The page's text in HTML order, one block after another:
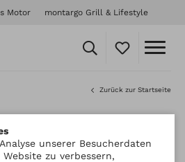
Motor montargo Grill & Lifestyle
Zurück zur Startseite
unserer Besucherdaten
zu verbessern,